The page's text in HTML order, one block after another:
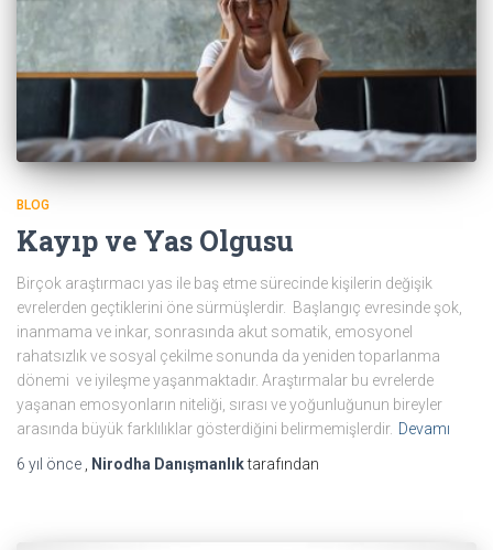
BLOG
Kayıp ve Yas Olgusu
Birçok araştırmacı yas ile baş etme sürecinde kişilerin değişik
evrelerden geçtiklerini öne sürmüşlerdir. Başlangıç evresinde şok,
inanmama ve inkar, sonrasında akut somatik, emosyonel
rahatsızlık ve sosyal çekilme sonunda da yeniden toparlanma
dönemi ve iyileşme yaşanmaktadır. Araştırmalar bu evrelerde
yaşanan emosyonların niteliği, sırası ve yoğunluğunun bireyler
arasında büyük farklılıklar gösterdiğini belirmemişlerdir. Devamı
6 yıl önce Nirodha Danışmanlıktarafından